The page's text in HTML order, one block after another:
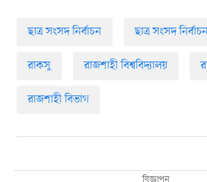
ছাত্র সংসদ নির্বাচন ছাত্র সংসদ
রাকসু রাজশাহী বিশ্ববিদ্যালয়
রাজশাহী বিভাগ